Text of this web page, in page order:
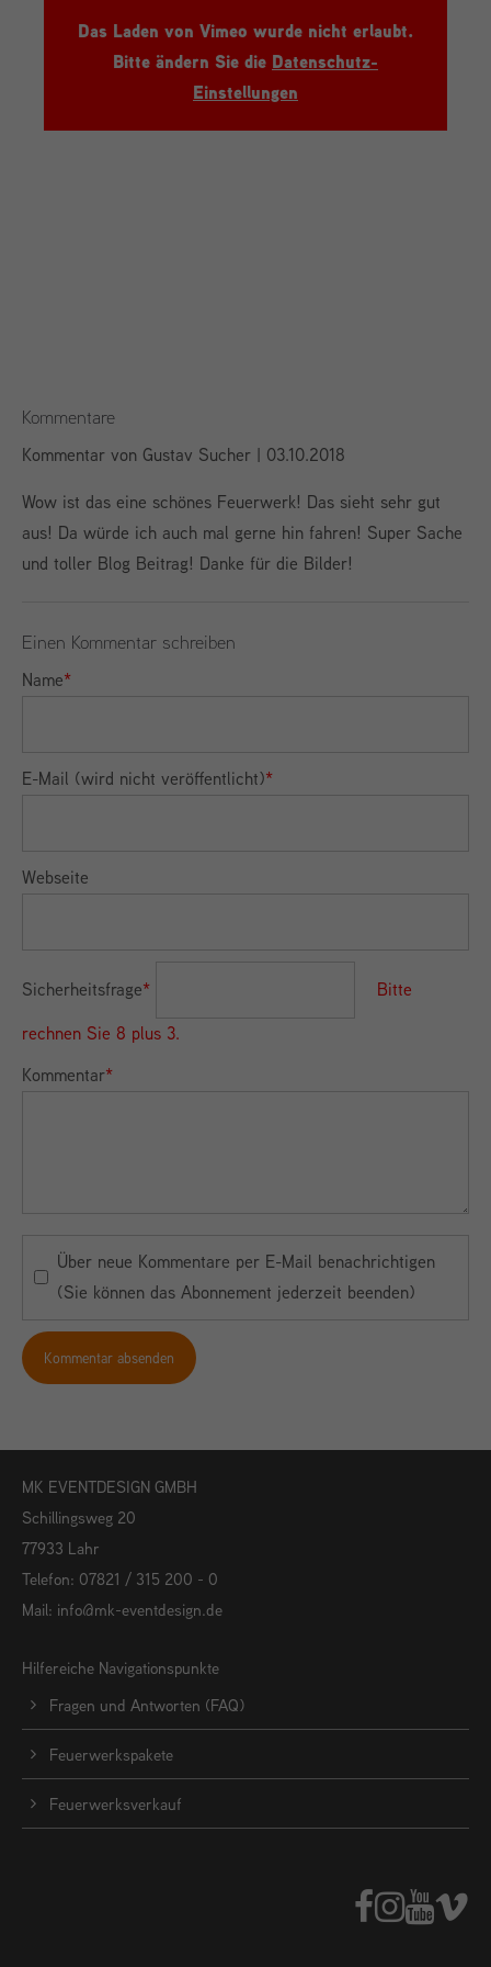
Das Laden von Vimeo wurde nicht erlaubt.
Bitte ändern Sie die Datenschutz-
Einstellungen
Kommentare
Kommentar von Gustav Sucher | 03.10.2018
Wow ist das eine schönes Feuerwerk! Das sieht sehr gut
aus! Da würde ich auch mal gerne hin fahren! Super Sache
und toller Blog Beitrag! Danke für die Bilder!
Einen Kommentar schreiben
Name*
E-Mail (wird nicht veröffentlicht)*
Webseite
Sicherheitsfrage*
Bitte
rechnen Sie 8 plus 3.
Kommentar*
Über neue Kommentare per E-Mail benachrichtigen
(Sie können das Abonnement jederzeit beenden)
Kommentar absenden
MK EVENTDESIGN GMBH
Schillingsweg 20
77933 Lahr
Telefon: 07821 / 315 200 - 0
Mail: info@mk-eventdesign.de
Hilfereiche Navigationspunkte
Fragen und Antworten (FAQ)
Feuerwerkspakete
Feuerwerksverkauf